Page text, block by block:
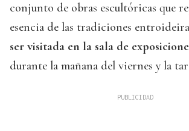
conjunto de obras escultóricas que
esencia de las tradiciones
ser visitada en la sala de
durante la mañana del viernes y la